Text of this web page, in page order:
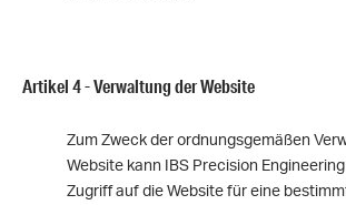
Artikel 4 - Verwaltung der Website
Zum Zweck der ordnungsgemäßen
Website kann IBS Precision
Zugriff auf die Website für eine